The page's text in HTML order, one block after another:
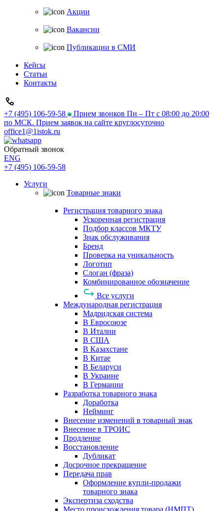
Акции
Вакансии
Публикации в СМИ
Кейсы
Статьи
Контакты
+7 (495) 106-59-58
Прием звонков Пн – Пт с 08:00 до 20:00
по МСК. Прием заявок на сайте круглосуточно
office1@1istok.ru
Обратный звонок
ENG
+7 (495) 106-59-58
Услуги
Товарные знаки
Регистрация товарного знака
Ускоренная регистрация
Подбор классов МКТУ
Знак обслуживания
Бренд
Проверка на уникальность
Логотип
Слоган (фраза)
Комбинированное обозначение
Все услуги
Международная регистрация
Мадридская система
В Евросоюзе
В Италии
В США
В Казахстане
В Китае
В Беларуси
В Украине
В Германии
Разработка товарного знака
Доработка
Нейминг
Внесение изменений в товарный знак
Внесение в ТРОИС
Продление
Восстановление
Дубликат
Досрочное прекращение
Передача прав
Оформление купли-продажи
товарного знака
Экспертиза сходства
Место происхождения товара (НМПТ)